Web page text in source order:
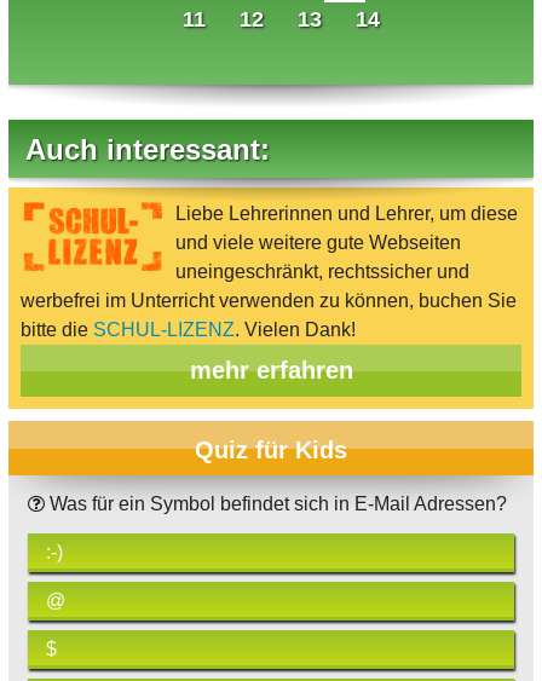
11
12 13 14
Auch interessant:
Liebe Lehrerinnen und Lehrer, um diese
und viele weitere gute Webseiten
uneingeschränkt, rechtssicher und
werbefrei im Unterricht verwenden zu können, buchen Sie
bitte die SCHUL-LIZENZ. Vielen Dank!
mehr erfahren
Quiz für Kids
Was für ein Symbol befindet sich in E-Mail Adressen?
:-)
@
$